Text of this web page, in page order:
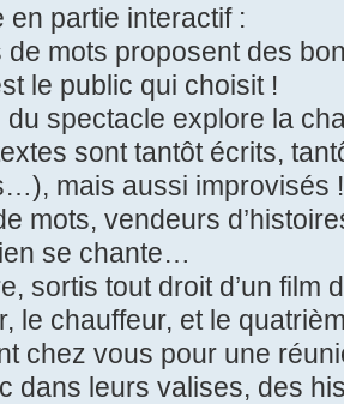
en partie interactif :
de mots proposent des
le public qui choisit !
du spectacle explore la
sont tantôt écrits,
mais aussi improvisés !
mots, vendeurs
se chante…
sortis tout droit d’un film
le chauffeur, et le
chez vous pour une
dans leurs valises, des